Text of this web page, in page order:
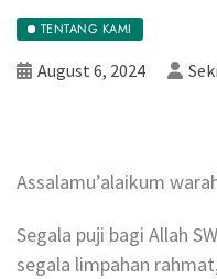
TENTANG KAMI
August 6, 2024
Assalamu’alaikum
Segala puji bagi Allah
segala limpahan